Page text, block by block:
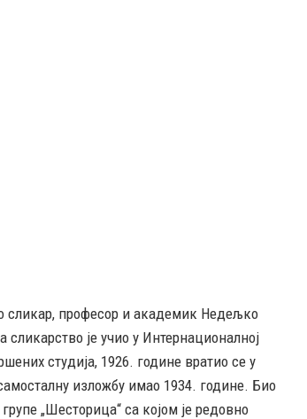
сликар, професор и академик Недељко
је учио у Интернационалној
студија, 1926. године вратио се у
изложбу имао 1934. године. Био
„Шесторица“ са којом је редовно